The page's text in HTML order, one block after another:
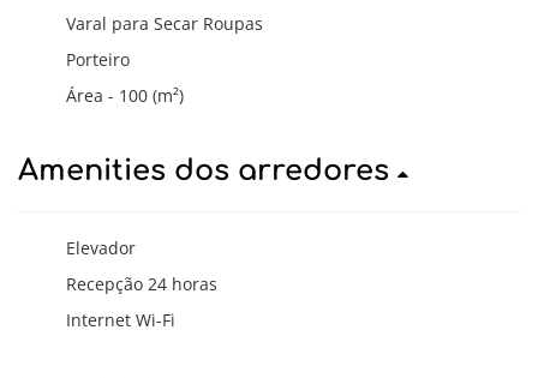
Varal para Secar Roupas
Porteiro
Área - 100 (m²)
Amenities dos arredores
Elevador
Recepção 24 horas
Internet Wi-Fi